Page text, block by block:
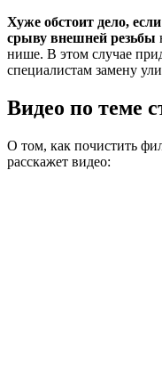
Хуже обстоит дело,
срыву внешней резьбы
нише. В этом случае
специалистам замену
Видео по теме
О том, как почистить
расскажет видео: